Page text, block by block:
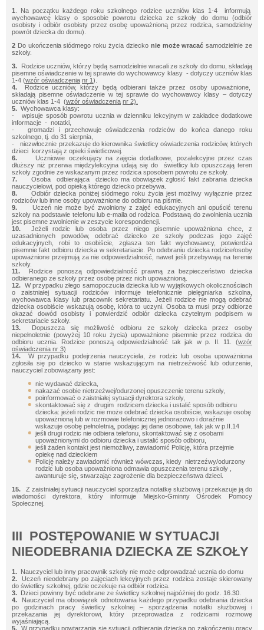
1 . Na początku każdego roku szkolnego rodzice uczniów klas 1-4 informują
wychowawcę klasy o sposobie powrotu dziecka ze szkoły do domu (odbiór
osobisty i odbiór osobisty przez osobę upoważnioną przez rodzica, samodzielny
powrót dziecka do domu).
2 Do ukończenia siódmego roku życia dziecko nie może wracać samodzielnie ze
szkoły.
3.
Rodzice uczniów, którzy będą samodzielnie wracali ze szkoły do domu, składają
pisemne oświadczenie w tej sprawie do wychowawcy klasy - dotyczy uczniów klas
1-4 (wzór oświadczenia nr 1).
4.
Rodzice uczniów, którzy będą odbierani także przez osoby upoważnione,
składają pisemne oświadczenie w tej sprawie do wychowawcy klasy – dotyczy
uczniów klas 1-4 (wzór oświadczenia nr 2).
5. Wychowawca klasy:
- wpisuje sposób powrotu ucznia w dzienniku lekcyjnym w zakładce dodatkowe
informacje - notatki,
- gromadzi i przechowuje oświadczenia rodziców do końca danego roku
szkolnego, tj. do 31 sierpnia,
- niezwłocznie przekazuje do kierownika świetlicy oświadczenia rodziców, których
dzieci korzystają z opieki świetlicowej.
6.Uczniowie oczekujący na zajęcia dodatkowe, pozalekcyjne przez czas
dłuższy niż przerwa międzylekcyjna udają się do świetlicy lub opuszczają teren
szkoły zgodnie ze wskazanym przez rodzica sposobem powrotu ze szkoły.
7.Osoba odbierająca dziecko ma obowiązek zgłosić fakt zabrania dziecka
nauczycielowi, pod opieką którego dziecko przebywa.
8. Odbiór dziecka poniżej siódmego roku życia jest możliwy wyłącznie przez
rodziców lub inne osoby upoważnione do odbioru na piśmie.
9. Uczeń nie może być zwolniony z zajęć edukacyjnych ani opuścić terenu
szkoły na podstawie telefonu lub e-maila od rodzica. Podstawą do zwolnienia ucznia
jest pisemne zwolnienie w zeszycie korespondencji.
10. Jeżeli rodzic lub osoba przez niego pisemnie upoważniona chce, z
uzasadnionych powodów, odebrać dziecko ze szkoły podczas jego zajęć
edukacyjnych, robi to osobiście, zgłasza ten fakt wychowawcy, potwierdza
pisemnie fakt odbioru dziecka w sekretariacie. Po odebraniu dziecka rodzice/osoby
upoważnione przejmują za nie odpowiedzialność, nawet jeśli przebywają na terenie
szkoły.
11. Rodzice ponoszą odpowiedzialność prawną za bezpieczeństwo dziecka
odbieranego ze szkoły przez osobę przez nich upoważnioną.
12. W przypadku złego samopoczucia dziecka lub w wyjątkowych okolicznościach
o zaistniałej sytuacji rodziców informuje telefonicznie pielęgniarka szkolna,
wychowawca klasy lub pracownik sekretariatu. Jeżeli rodzice nie mogą odebrać
dziecka osobiście wskazują osobę, która to uczyni. Osoba ta musi przy odbiorze
okazać dowód osobisty i potwierdzić odbiór dziecka czytelnym podpisem w
sekretariacie szkoły.
13. Dopuszcza się możliwość odbioru ze szkoły dziecka przez osoby
niepełnoletnie (powyżej 10 roku życia) upoważnione pisemnie przez rodzica do
odbioru ucznia. Rodzice ponoszą odpowiedzialność tak jak w p. II. 11. (wzór
oświadczenia nr 3)
14. W przypadku podejrzenia nauczyciela, że rodzic lub osoba upoważniona
zgłosiła się po dziecko w stanie wskazującym na nietrzeźwość lub odurzenie,
nauczyciel zobowiązany jest:
nie wydawać dziecka,
nakazać osobie nietrzeźwej/odurzonej opuszczenie terenu szkoły,
poinformować o zaistniałej sytuacji dyrektora szkoły,
skontaktować się z drugim rodzicem dziecka i ustalić sposób odbioru
dziecka: jeżeli rodzic nie może odebrać dziecka osobiście, wskazuje osobę
upoważnioną lub w rozmowie telefonicznej jednorazowo i doraźnie
wskazuje osobę pełnoletnią, podając jej dane osobowe, tak jak w p.II.14
jeśli drugi rodzic nie odbiera telefonu, skontaktować się z osobami
upoważnionymi do odbioru dziecka i ustalić sposób odbioru,
jeśli żaden kontakt jest niemożliwy, zawiadomić Policję, która przejmie
opiekę nad dzieckiem
Policję należy zawiadomić również wówczas, kiedy nietrzeźwy/odurzony
rodzic lub osoba upoważniona odmawia opuszczenia terenu szkoły ,
awanturuje się, stwarzając zagrożenie dla bezpieczeństwa dzieci.
15. Z zaistniałej sytuacji nauczyciel sporządza notatkę służbową i przekazuje ją do
wiadomości dyrektora, który informuje Miejsko-Gminny Ośrodek Pomocy
Społecznej.
III POSTĘPOWANIE W SYTUACJI
NIEODEBRANIA DZIECKA ZE SZKOŁY
1. Nauczyciel lub inny pracownik szkoły nie może odprowadzać ucznia do domu
2.Uczeń nieodebrany po zajęciach lekcyjnych przez rodzica zostaje skierowany
do świetlicy szkolnej, gdzie oczekuje na odbiór rodzica.
3. Dzieci powinny być odebrane ze świetlicy szkolnej najpóźniej do godz. 16.30.
4. Nauczyciel ma obowiązek odnotowania każdego przypadku odebrania dziecka
po godzinach pracy świetlicy szkolnej – sporządzenia notatki służbowej i
przekazania jej dyrektorowi, który przeprowadza z rodzicami rozmowę
wyjaśniającą.
5. W przypadku powtarzania się sytuacji odbierania dziecka po zakończeniu pracy